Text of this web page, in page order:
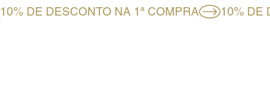
10% DE DESCONTO NA 1ª COMPRA